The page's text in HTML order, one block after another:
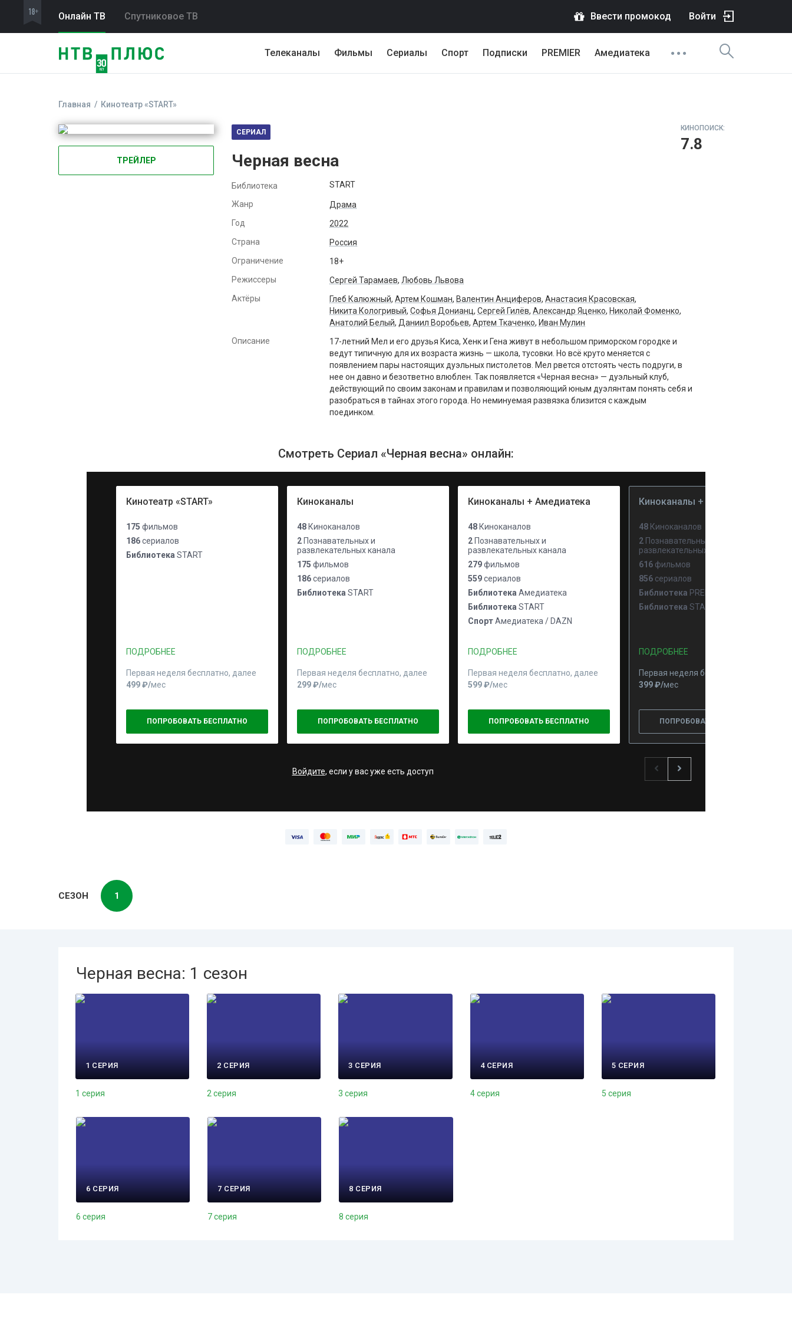
Онлайн ТВ Спутниковое ТВ Ввести промокод Войти
Телеканалы Фильмы Сериалы Спорт Подписки PREMIER Амедиатека
Главная Кинотеатр «START»
ТРЕЙЛЕР
СЕРИАЛ
Черная весна
Библиотека START
Жанр
Драма
Год
2022
Страна
Россия
Ограничение
18+
Режиссеры
Сергей Тарамаев, Любовь Львова
Актёры
Глеб Калюжный, Артем Кошман, Валентин Анциферов, Анастасия Красовская,
Никита Кологривый, Софья Донианц, Сергей Гилёв, Александр Яценко, Николай Фоменко,
Анатолий Белый, Даниил Воробьев, Артем Ткаченко, Иван Мулин
Описание
17-летний Мел и его друзья Киса, Хенк и Гена живут в небольшом приморском городке и
ведут типичную для их возраста жизнь — школа, тусовки. Но всё круто меняется с
появлением пары настоящих дуэльных пистолетов. Мел рвется отстоять честь подруги, в
нее он давно и безответно влюблен. Так появляется «Черная весна» — дуэльный клуб,
действующий по своим законам и правилам и позволяющий юным дуэлянтам понять себя и
разобраться в тайнах этого города. Но неминуемая развязка близится с каждым
поединком.
КИНОПОИСК:
7.8
Смотреть Сериал «Черная весна» онлайн:
Кинотеатр «START»
175 фильмов
186сериалов
Библиотека START
ПОДРОБНЕЕ
Первая неделя бесплатно, далее
499 ₽⁠/⁠мес
ПОПРОБОВАТЬ БЕСПЛАТНО
Киноканалы
48 Киноканалов
2 Познавательных и
развлекательных канала
175 фильмов
186сериалов
Библиотека START
ПОДРОБНЕЕ
Первая неделя бесплатно, далее
299 ₽⁠/⁠мес
ПОПРОБОВАТЬ БЕСПЛАТНО
Киноканалы + Амедиатека
48 Киноканалов
2 Познавательных и
развлекательных канала
279фильмов
559сериалов
Библиотека Амедиатека
Библиотека START
СпортАмедиатека / DAZN
ПОДРОБНЕЕ
Первая неделя бесплатно, далее
599 ₽⁠/⁠мес
ПОПРОБОВАТЬ БЕСПЛАТНО
Киноканалы + PREMIER
48 Киноканалов
2 Познавательных и
развлекательных канала
616 фильмов
856 сериалов
Библиотека PREMIER
Библиотека START
ПОДРОБНЕЕ
Первая неделя бесплатно, далее
399 ₽⁠/⁠мес
ПОПРОБОВАТЬ БЕСПЛАТНО
Войдите, если у вас уже есть доступ
СЕЗОН 1
Черная весна: 1 сезон
1 СЕРИЯ
1 серия
2 СЕРИЯ
2 серия
3 СЕРИЯ
3 серия
4 СЕРИЯ
4 серия
5 СЕРИЯ
5 серия
6 СЕРИЯ
6 серия
7 СЕРИЯ
7 серия
8 СЕРИЯ
8 серия